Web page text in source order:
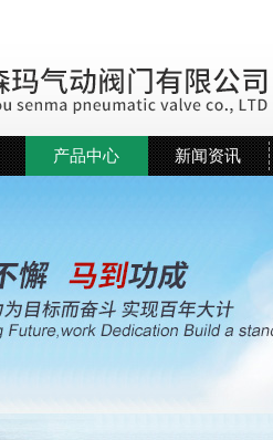
产品中心 新闻资讯